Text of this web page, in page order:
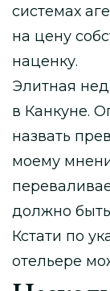
системах
на цену
наценку.
Элитная
в Канкуне.
назвать
моему
должно
Кстати по
отельере